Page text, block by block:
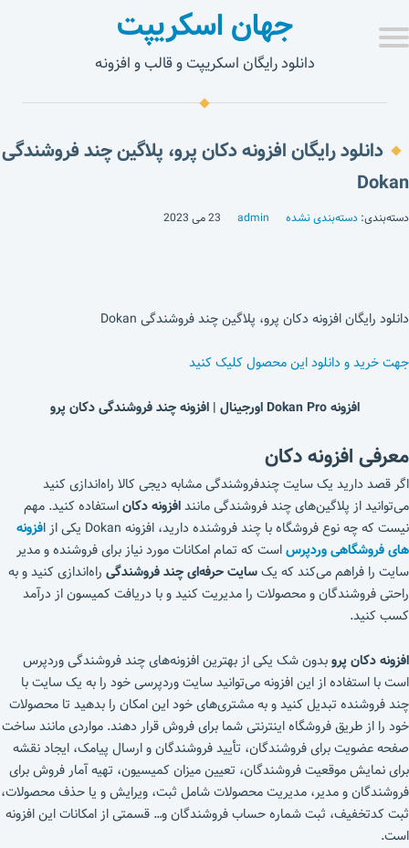
جهان اسکریپت
دانلود رایگان اسکریپت و قالب و افزونه
دانلود رایگان افزونه دکان پرو، پلاگین چند فروشندگی
Dokan
دسته‌بندی: دسته‌بندی نشده admin 23 می 2023
دانلود رایگان افزونه دکان پرو، پلاگین چند فروشندگی Dokan
جهت خرید و دانلود این محصول کلیک کنید
افزونه Dokan Pro اورجینال | افزونه چند فروشندگی دکان پرو
معرفی افزونه دکان
اگر قصد دارید یک سایت چندفروشندگی مشابه دیجی کالا راه‌اندازی کنید
می‌توانید از پلاگین‌های چند فروشندگی مانندافزونه دکاناستفاده کنید. مهم
نیست که چه نوع فروشگاه با چند فروشنده دارید، افزونه Dokan یکی از ا
فزونه
های فروشگاهی وردپرساست که تمام امکانات مورد نیاز برای فروشنده و مدیر
سایت را فراهم می‌کند که یکسایت حرفه‌ای چند فروشندگی راه‌اندازی کنید و به
راحتی فروشندگان و محصولات را مدیریت کنید و با دریافت کمیسون از درآمد
کسب کنید.
افزونه دکان پروبدون شک یکی از بهترین افزونه‌های چند فروشندگی وردپرس
است با استفاده از این افزونه می‌توانید سایت وردپرسی خود را به یک سایت با
چند فروشنده تبدیل کنید و به مشتری‌های خود این امکان را بدهید تا محصولات
خود را از طریق فروشگاه اینترنتی شما برای فروش قرار دهند. مواردی مانند ساخت
صفحه عضویت برای فروشندگان، تأیید فروشندگان و ارسال پیامک، ایجاد نقشه
برای نمایش موقعیت فروشندگان، تعیین میزان کمیسیون، تهیه آمار فروش برای
فروشندگان و مدیر، مدیریت محصولات شامل ثبت، ویرایش و یا حذف محصولات،
ثبت کدتخفیف، ثبت شماره حساب فروشندگان و… قسمتی از امکانات این افزونه
است.